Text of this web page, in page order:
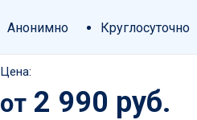
Анонимно Круглосуточно
Цена:
от 2 990 руб.